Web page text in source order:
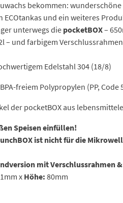
bekommen:
ECOtankas und ein weiteres
unterwegs die pocketBOX–
– und farbigem
Edelstahl 304 (18/8)
freiem Polypropylen (PP, Code
der pocketBOX aus
Speisen einfüllen!
ist nicht für die
mit Verschlussrahmen
xHöhe: 80mm